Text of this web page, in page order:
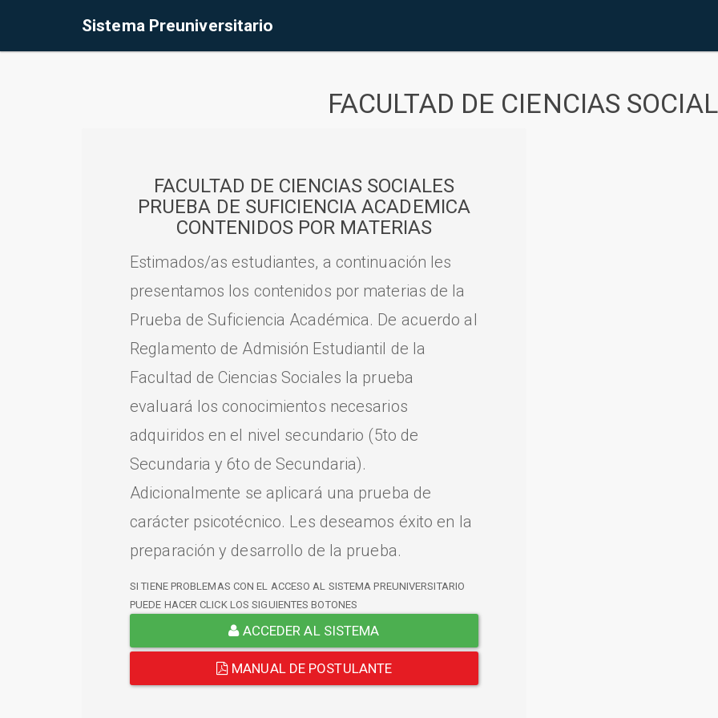
Sistema Preuniversitario
FACULTAD DE CIENCIAS
FACULTAD DE CIENCIAS SOCIALES
PRUEBA DE SUFICIENCIA ACADEMICA
CONTENIDOS POR MATERIAS
Estimados/as estudiantes, a continuación les
presentamos los contenidos por materias de la
Prueba de Suficiencia Académica. De acuerdo al
Reglamento de Admisión Estudiantil de la
Facultad de Ciencias Sociales la prueba
evaluará los conocimientos necesarios
adquiridos en el nivel secundario (5to de
Secundaria y 6to de Secundaria).
Adicionalmente se aplicará una prueba de
carácter psicotécnico. Les deseamos éxito en la
preparación y desarrollo de la prueba.
SI TIENE PROBLEMAS CON EL ACCESO AL SISTEMA PREUNIVERSITARIO
PUEDE HACER CLICK LOS SIGUIENTES BOTONES
ACCEDER AL SISTEMA
MANUAL DE POSTULANTE